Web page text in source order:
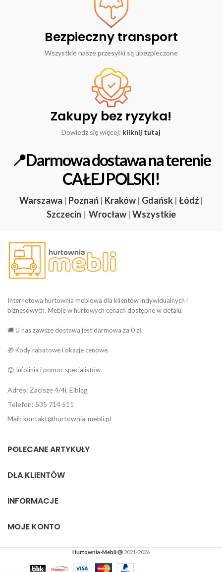
Bezpieczny transport
Wszystkie nasze przesyłki są ubezpieczone
Zakupy bez ryzyka!
Dowiedz się więcej: kliknij tutaj
📍Darmowa dostawa na terenie
CAŁEJ POLSKI!
Warszawa | Poznań | Kraków | Gdańsk | Łódź |
Szczecin | Wrocław | Wszystkie
Internetowa hurtownia meblowa dla klientów indywidualnych i
biznesowych. Meble w hurtowych cenach dostępne w detalu.
🚚 U nas zawsze dostawa jest darmowa za 0 zł.
🎁 Kody rabatowe i okazje cenowe.
😊 Infolinia i pomoc specjalistów.
Adres: Zacisze 4/4i, Elbląg
Telefon: 535 714 511
Mail: kontakt@hurtownia-mebli.pl
POLECANE ARTYKUŁY
DLA KLIENTÓW
INFORMACJE
MOJE KONTO
Hurtownia-Mebli 2021-2026